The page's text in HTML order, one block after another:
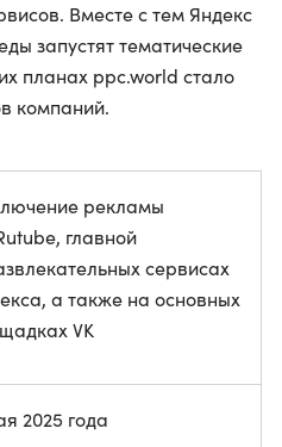
Вместе с тем Яндекс
запустят тематические
планах ppc.world стало
компаний.
рекламы
главной
сервисах
а также на основных
VK
2025 года